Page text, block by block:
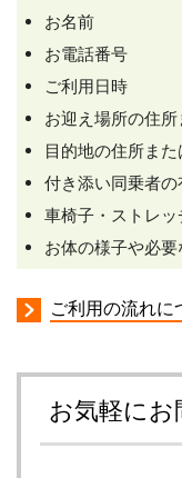
お名前
お電話番号
ご利用日時
お迎え場所の住
目的地の住所また
付き添い同乗者の
車椅子・ストレ
お体の様子や必
ご利用の流れに
お気軽に